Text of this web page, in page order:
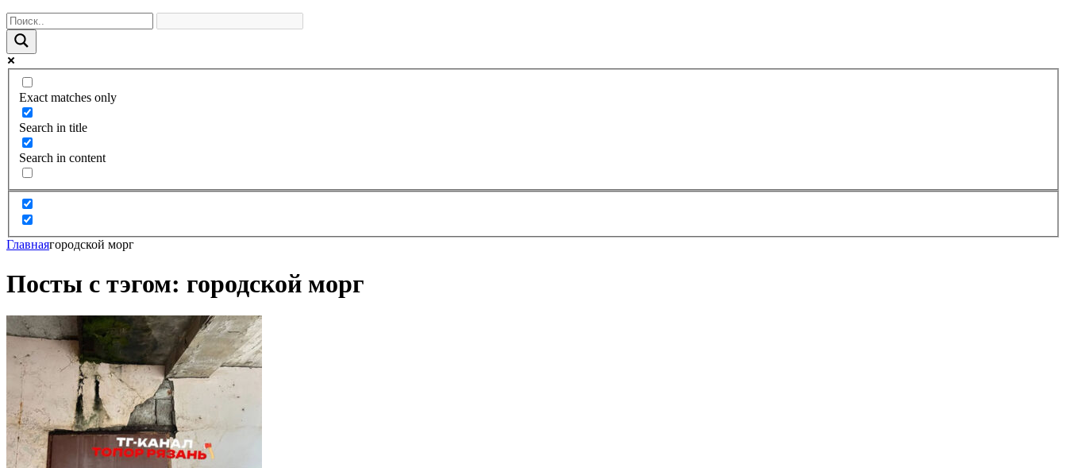
Exact matches only
Search in title
Search in content
Главнаягородской морг
Посты с тэгом: городской морг